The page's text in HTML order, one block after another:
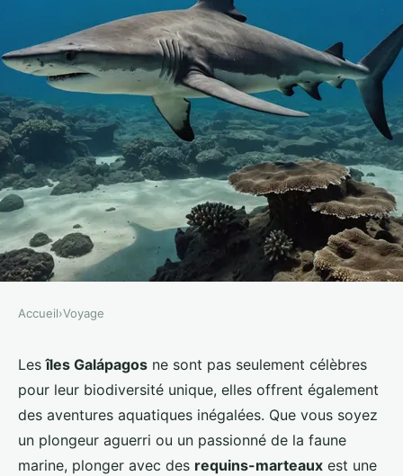
VOYAGE
Quels sont les meilleurs spots
pour faire de la plongée avec les
requins-marteaux en Galápagos
?
Accueil›Voyage
Lesîles Galápagos ne sont pas seulement célèbres
pour leur biodiversité unique, elles offrent également
des aventures aquatiques inégalées. Que vous soyez
un plongeur aguerri ou un passionné de la faune
marine, plonger avec des requins-marteaux est une